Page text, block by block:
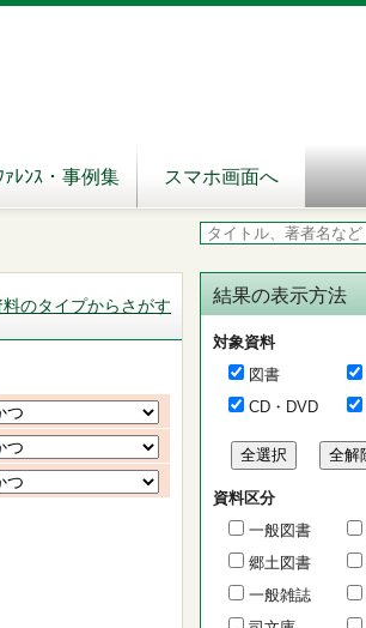
ｧﾚﾝｽ・事例集 スマホ画面へ
料のタイプからさがす
結果の表示方法
対象資料
図書
CD・DVD
資料区分
一般図書
郷土図書
一般雑誌